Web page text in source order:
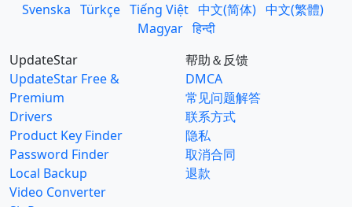
Svenska Türkçe Tiếng Việt 中文(简体) 中文(繁體)
Magyar हिन्दी
UpdateStar
UpdateStar Free &
Premium
Drivers
Product Key Finder
Password Finder
Local Backup
Video Converter
帮助＆反馈
DMCA
常见问题解答
联系方式
隐私
取消合同
退款